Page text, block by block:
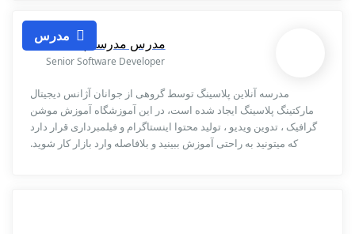
مدرس
مدرس مدرسه پلاسینگ
Senior Software Developer
مدرسه آنلاین پلاسینگ توسط گروهی از جوانان آژانس دیجیتال
مارکتینگ پلاسینگ ایجاد شده است، در این آموزشگاه آموزش موشن
گرافیک ، تدوین ویدیو ، تولید محتوا اینستاگرام و فیلمبرداری قرار دارد
که میتونید به راحتی آموزش ببینید و بلافاصله وارد بازار کار شوید.